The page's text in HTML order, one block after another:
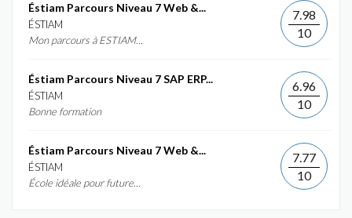
Éstiam Parcours Niveau 7 Web &...
ÉSTIAM
Mon parcours à ESTIAM...
7.98
10
Éstiam Parcours Niveau 7 SAP ERP...
ÉSTIAM
Bonne formation
6.96
10
Éstiam Parcours Niveau 7 Web &...
ÉSTIAM
École idéale pour future...
7.77
10